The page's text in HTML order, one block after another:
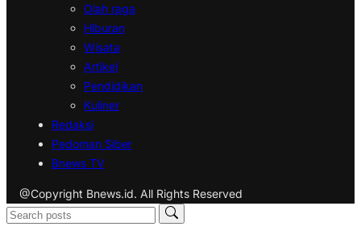
Olah raga
Hiburan
Wisata
Artikel
Pendidikan
Kuliner
Redaksi
Pedoman Siber
Bnews TV
@Copyright Bnews.id. All Rights Reserved